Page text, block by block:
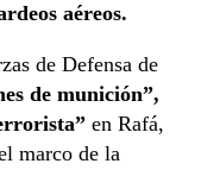
aéreos.
de Defensa de
de munición”,
en Rafá,
marco de la